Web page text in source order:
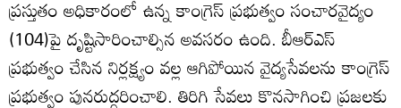
ప్రస్తుతం అధికారంలో ఉన్న కాంగ్రెస్‌ ప్రభుత్వం సంచారవైద్యం
(104)పై దృష్టిసారించాల్సిన అవసరం ఉంది. బీఆర్‌ఎస్‌
ప్రభుత్వం చేసిన నిర్లక్ష్యం వల్ల ఆగిపోయిన వైద్యసేవలను కాంగ్రెస్‌
ప్రభుత్వం పునరుద్ధరించాలి. తిరిగి సేవలు కొనసాగించి ప్రజలకు